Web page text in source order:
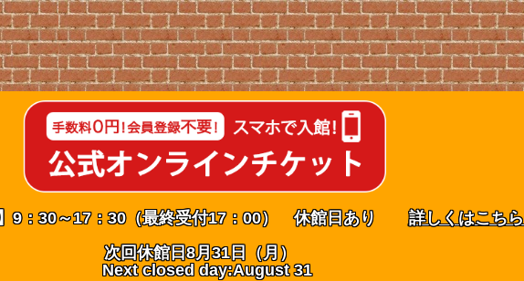
】9：30～17：30（最終受付17：00） 休館日あり詳しくはこちら
次回休館日8月31日（月）
Next closed day:August 31